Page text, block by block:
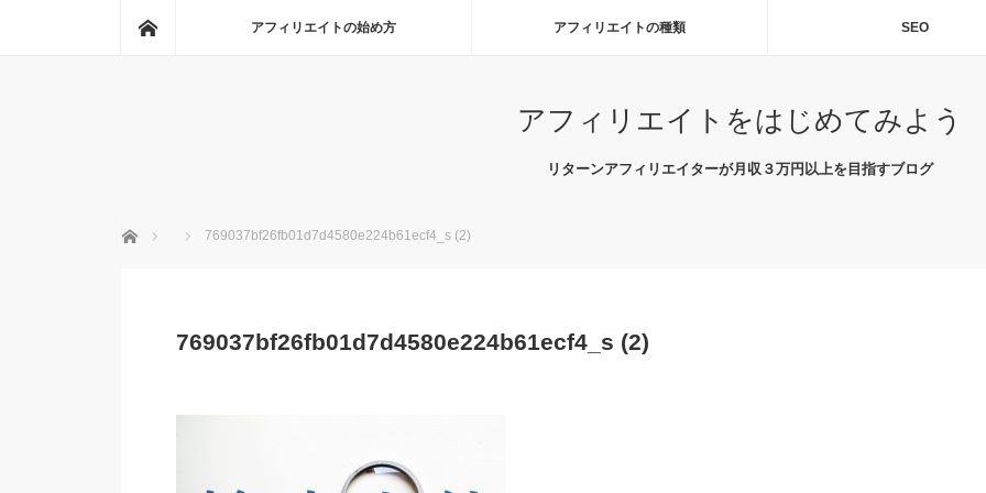
アフィリエイトの始め方 アフィリエイトの種類 SEO
アフィリエイトをはじめてみよう
リターンアフィリエイターが月収３万円以上を目指すブログ
ホーム 769037bf26fb01d7d4580e224b61ecf4_s (2)
769037bf26fb01d7d4580e224b61ecf4_s (2)